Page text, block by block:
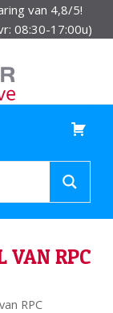
van 4,8/5!
08:30-17:00u)
VAN RPC
RPC